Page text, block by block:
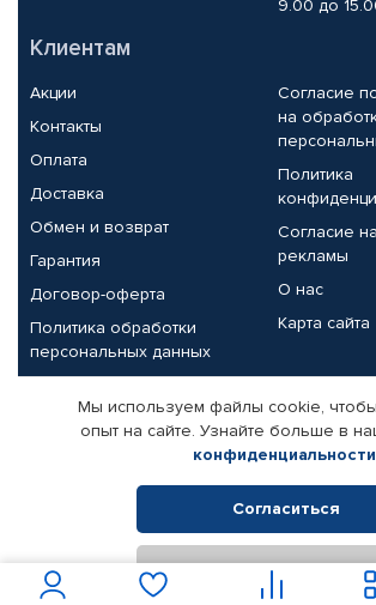
9.00 до
Клиентам
Акции
Контакты
Оплата
Доставка
Обмен и возврат
Гарантия
Договор-оферта
Политика обработки
персональных данных
Согласие
на
Политика
Согласие
рекламы
О нас
Карта сайта
Партнерам
Корпоративным клиентам
Поставщикам
Реквизиты
© КАМАЗ ЦЕНТР ДОНЕЦК, 2015-2026. Все права
Интернет-магазин автомобильных товаров
Мы используем файлы cookie,
опыт на сайте. Узнайте больше в
конфиденциальности
Согласиться
Отклонить